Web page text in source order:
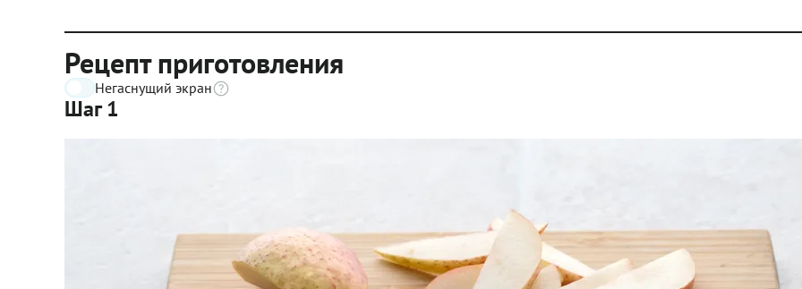
Рецепт приготовления
Негаснущий экран
Шаг 1